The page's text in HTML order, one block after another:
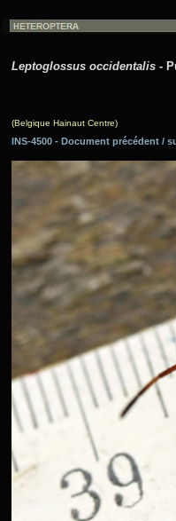
Leptoglossus occidentalis -
(Belgique Hainaut Centre)
INS-4500 - Document précédent